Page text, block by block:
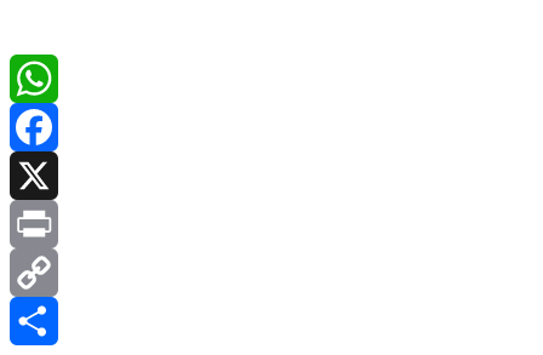
WhatsApp
Facebook
X
Print
Copy